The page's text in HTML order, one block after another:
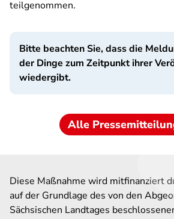
teilgenommen.
Bitte beachten Sie, dass die
der Dinge zum Zeitpunkt ihrer
wiedergibt.
Alle
Diese Maßnahme wird mitfinanziert
auf der Grundlage des von den
Sächsischen Landtages